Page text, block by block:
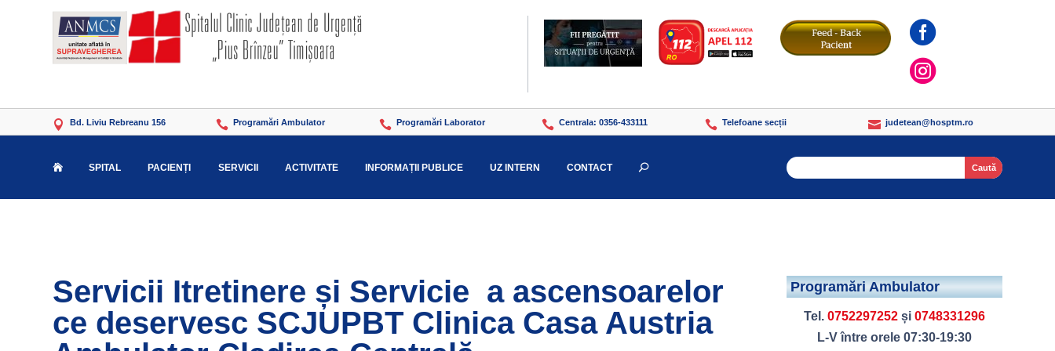


 Bd. Liviu Rebreanu 156  Programări Ambulator  Programări Laborator  Centrala: 0356-433111  Telefoane secții  judetean@hosptm.ro
 SPITAL PACIENȚI SERVICII ACTIVITATE INFORMAȚII PUBLICE UZ INTERN CONTACT U Search
Servicii Itretinere și Servicie a ascensoarelor
ce deservesc SCJUPBT Clinica Casa Austria
Programări Ambulator
Tel. 0752297252și 0748331296
L-V între orele 07:30-19:30